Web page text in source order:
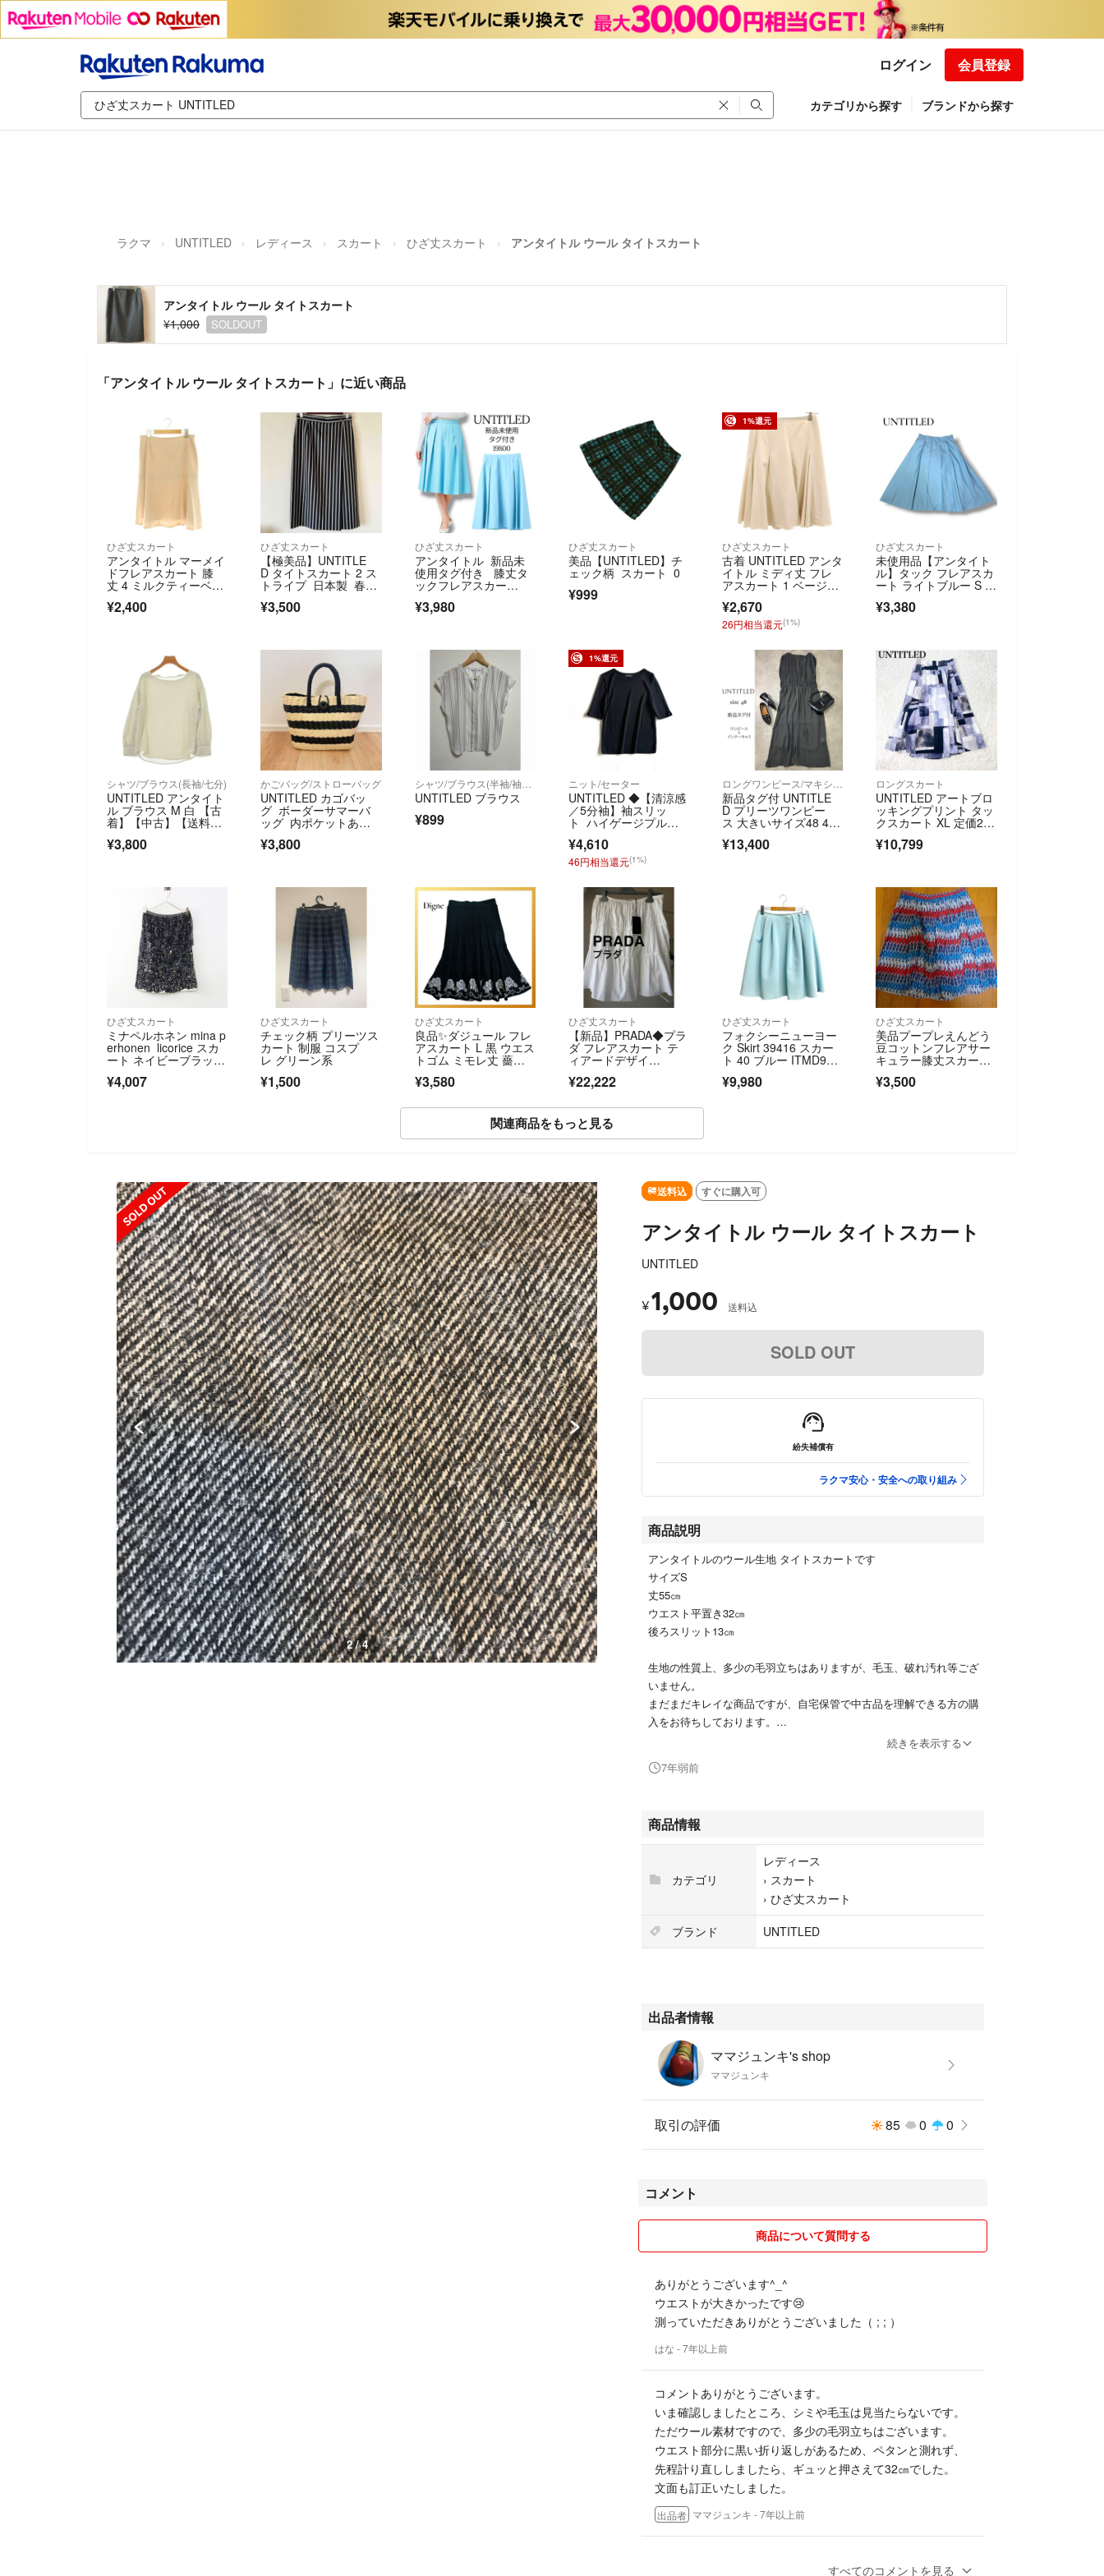
ログイン 会員登録
カテゴリから探す ブランドから探す
ラクマ UNTITLED レディース スカート ひざ丈スカート アンタイトル ウール タイトスカート
アンタイトル ウール タイトスカート
¥1,000
SOLDOUT
「アンタイトル ウール タイトスカート」に近い商品
ひざ丈スカート
アンタイトル マーメイ
ドフレアスカート 膝
丈 4 ミルクティーベー
ジュ /ES
¥2,400
ひざ丈スカート
【極美品】UNTITLE
D タイトスカート 2 ス
トライプ 日本製 春夏
秋 麻
¥3,500
ひざ丈スカート
アンタイトル 新品未
使用タグ付き 膝丈タ
ックフレアスカー
ト タフタ素材
¥3,980
ひざ丈スカート
美品【UNTITLED】チ
ェック柄 スカート 0
¥999
1%還元
ひざ丈スカート
古着 UNTITLED アンタ
イトル ミディ丈 フレ
アスカート 1 ベージ
ュ レディース
¥2,670
26円相当還元(1%)
ひざ丈スカート
未使用品【アンタイト
ル】タック フレアスカ
ート ライトブルー S 日
本製 近年
¥3,380
シャツ/ブラウス(長袖/七分)
UNTITLED アンタイト
ル ブラウス M 白 【古
着】【中古】【送料無
¥3,800
かごバッグ/ストローバッグ
UNTITLED カゴバッ
グ ボーダーサマーバ
ッグ 内ポケットあ
¥3,800
UNTITLED ブラウス
¥899
1%還元
ニット/セーター
UNTITLED ◆【清涼感
／5分袖】袖スリッ
ト ハイゲージプルオ
¥4,610
46円相当還元(1%)
新品タグ付 UNTITLE
D プリーツワンピー
ス 大きいサイズ48 4XL
¥13,400
ロングスカート
UNTITLED アートブロ
ッキングプリント タッ
クスカート XL 定価2.6
¥10,799
ひざ丈スカート
ミナペルホネン mina p
erhonen licorice スカ
ート ネイビーブラック
ン ウエストゴム【240
¥4,007
ひざ丈スカート
チェック柄 プリーツス
カート 制服 コスプ
レ グリーン系
¥1,500
ひざ丈スカート
良品✨ダジュール フレ
アスカート L 黒 ウエス
トゴム ミモレ丈 薔
¥3,580
ひざ丈スカート
【新品】PRADA◆プラ
ダ フレアスカート テ
ィアードデザイ
ー 白 薄手の裏地付
荷
¥22,222
ひざ丈スカート
フォクシーニューヨー
ク Skirt 39416 スカー
ト 40 ブルー ITMD9J0
¥9,980
ひざ丈スカート
美品プープレえんどう
豆コットンフレアサー
キュラー膝丈スカート
¥3,500
関連商品をもっと見る
SOLD OUT SOLD OUT
2 / 4
送料込 すぐに購入可
アンタイトル ウール タイトスカート
UNTITLED
¥1,000 送料込
SOLD OUT
紛失補償有
ラクマ安心・安全への取り組み
商品説明
アンタイトルのウール生地 タイトスカートです
サイズS
丈55㎝
ウエスト平置き32㎝
後ろスリット13㎝
生地の性質上、多少の毛羽立ちはありますが、毛玉、破れ汚れ等ござ
いません。
まだまだキレイな商品ですが、自宅保管で中古品を理解できる方の購
入をお待ちしております。
タイトスカート
続きを表示する
7年弱前
商品情報
カテゴリ
レディース
› スカート
› ひざ丈スカート
ブランド
UNTITLED
出品者情報
ママジュンキ's shop
ママジュンキ
取引の評価 85 0 0
コメント
商品について質問する
ありがとうございます^_^
ウエストが大きかったです😢
測っていただきありがとうございました（ ; ; ）
はな - 7年以上前
コメントありがとうございます。
いま確認しましたところ、シミや毛玉は見当たらないです。
ただウール素材ですので、多少の毛羽立ちはございます。
ウエスト部分に黒い折り返しがあるため、ペタンと測れず、
先程計り直ししましたら、ギュッと押さえて32㎝でした。
文面も訂正いたしました。
出品者 ママジュンキ - 7年以上前
すべてのコメントを見る